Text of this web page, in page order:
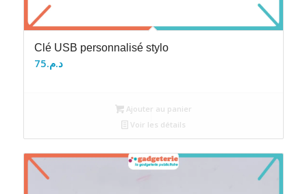
Clé USB personnalisé stylo
د.م.75
Ajouter au panier
Voir les détails